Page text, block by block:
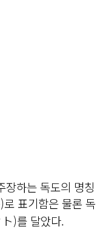
장하는 독도의 명칭
로 표기함은 물론 독
)를 달았다.